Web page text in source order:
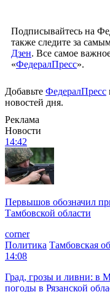
Подписывайтесь на
также следите за
Дзен. Все самое
«ФедералПресс».
Добавьте ФедералПресс
новостей дня.
Реклама
Новости
14:42
Первышов обозначил
Тамбовской области
corner
Политика Тамбовская
14:08
Град, грозы и ливни: в
погоды в Рязанской